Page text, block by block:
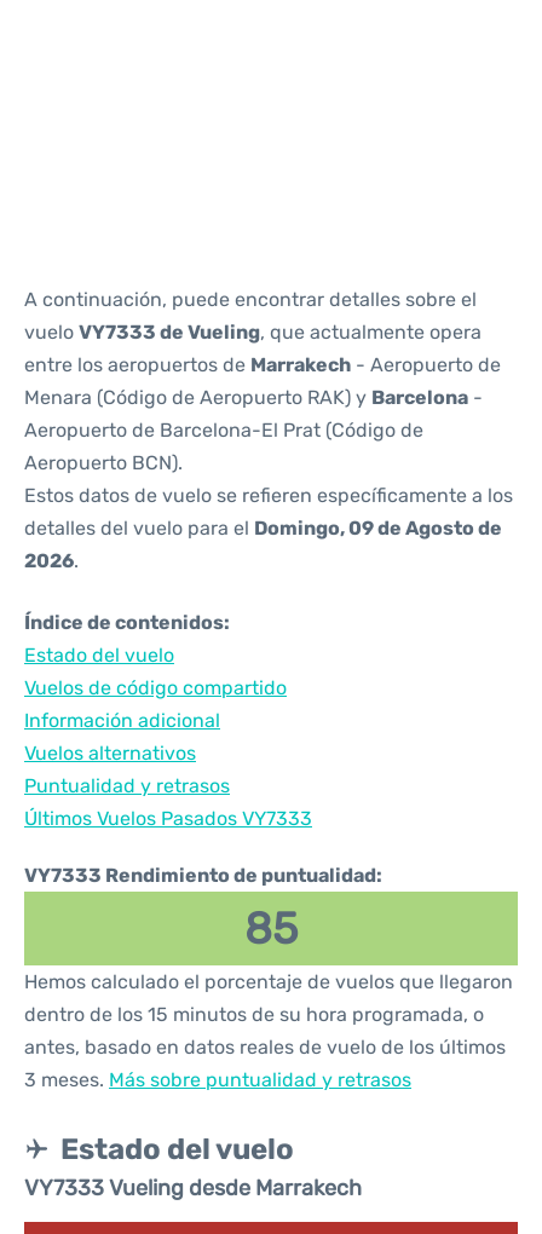
A continuación, puede encontrar detalles sobre el
vuelo VY7333 de Vueling, que actualmente opera
entre los aeropuertos de Marrakech - Aeropuerto de
Menara (Código de Aeropuerto RAK) y Barcelona -
Aeropuerto de Barcelona-El Prat (Código de
Aeropuerto BCN).
Estos datos de vuelo se refieren específicamente a los
detalles del vuelo para el Domingo, 09 de Agosto de
2026.
Índice de contenidos:
Estado del vuelo
Vuelos de código compartido
Información adicional
Vuelos alternativos
Puntualidad y retrasos
Últimos Vuelos Pasados VY7333
VY7333 Rendimiento de puntualidad:
85
Hemos calculado el porcentaje de vuelos que llegaron
dentro de los 15 minutos de su hora programada, o
antes, basado en datos reales de vuelo de los últimos
3 meses. Más sobre puntualidad y retrasos
Estado del vuelo
VY7333 Vueling desde Marrakech